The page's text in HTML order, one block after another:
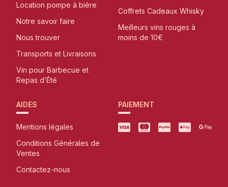
Location pompe à bière
Notre savoir faire
Nous trouver
Transports et Livraisons
Vin pour Barbecue et
Repas d’Été
Coffrets Cadeaux Whisky
Meilleurs vins rouges à
moins de 10€
AIDES
Mentions légales
Conditions Générales de
Ventes
Contactez-nous
PAIEMENT